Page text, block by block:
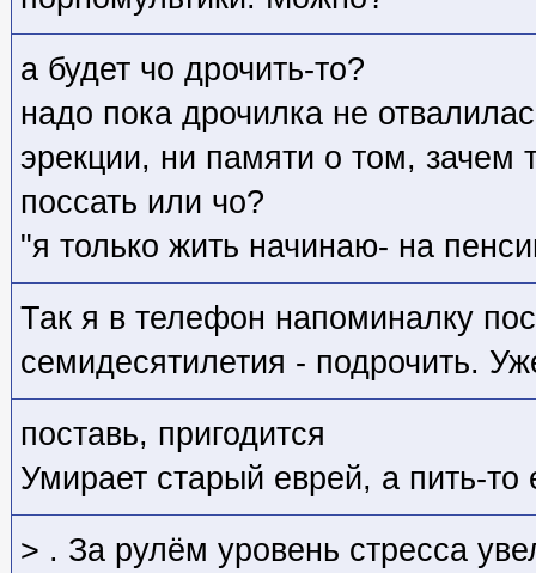
а будет чо дрочить-то?
надо пока дрочилка не
эрекции, ни памяти о том, зачем
поссать или чо?
"я только жить начинаю- на
Так я в телефон напоминалку
семидесятилетия - подрочить.
поставь, пригодится
Умирает старый еврей, а пить-то
> . За рулём уровень стресса